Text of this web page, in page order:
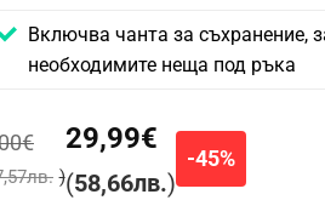
Включва чанта за съхранение,
необходимите неща под ръка
€
лв. )
29,99€
(58,66лв.)
-45%